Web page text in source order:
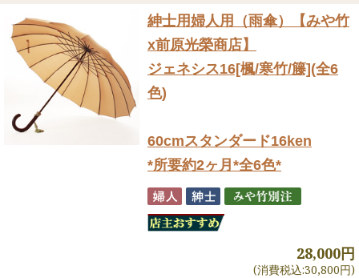
紳士用婦人用（雨傘）
【みや竹
x前原光榮商店】
ジェネシス16[楓/寒竹/籐](全6
色)
60cmスタンダード16ken
*所要約2ヶ月*全6色*
28,000円
(消費税込:30,800円)